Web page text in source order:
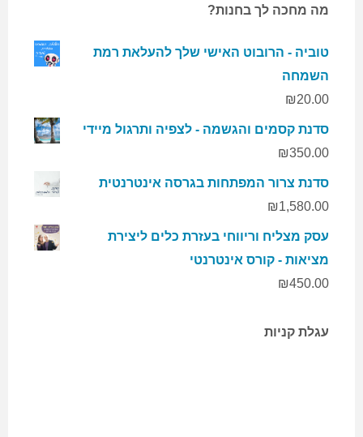
מה מחכה לך בחנות?
טוביה - הרובוט האישי שלך להעלאת רמת
השמחה
₪20.00
סדנת קסמים והגשמה - לצפיה ותרגול מיידי
₪350.00
סדנת צרור המפתחות בגרסה אינטרנטית
₪1,580.00
עסק מצליח וריווחי בעזרת כלים ליצירת
מציאות - קורס אינטרנטי
₪450.00
עגלת קניות